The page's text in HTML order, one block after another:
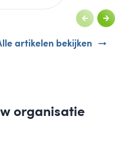
artikelen bekijken
organisatie